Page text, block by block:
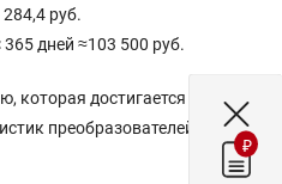
руб.
дней ≈103 500 руб.
достигается за счет
преобразователей
₽